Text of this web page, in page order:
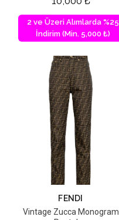
2 ve Üzeri Alımlarda %25
İndirim (Min. 5,000 ₺)
FENDI
Vintage Zucca Monogram